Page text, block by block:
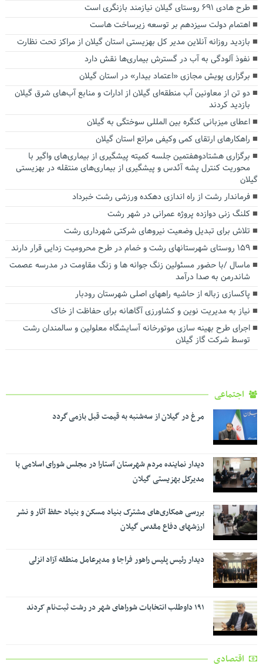
طرح هادی ۶۹۱ روستای گیلان نیازمند بازنگری است
اهتمام دولت سیزدهم بر توسعه زیرساخت هاست
بازدید روزانه آنلاین مدیر کل بهزیستی استان گیلان از مراکز تحت نظارت
نفوذ آلودگی به آب در گسترش بیماری‌ها نقش دارد
برگزاری پویش مجازی «اعتماد بیدار» در استان گیلان
دو تن از معاونین آب منطقه‌ای گیلان از ادارات و منابع آب‌های شرق گیلان
بازدید کردند
اعطای میزبانی کنگره بین المللی سوختگی به گیلان
راهکارهای ارتقای کمی وکیفی مراتع استان گیلان
برگزاری هشتادوهفتمین جلسه کمیته پیشگیری از بیماری‌های واگیر با
محوریت کنترل پشه آئدس و پیشگیری از بیماری‌های منتقله در بهزیستی
گیلان
فرماندار رشت از راه اندازی دهکده ورزشی رشت خبرداد
کلنگ زنی دوازده پروژه عمرانی در شهر رشت
تلاش برای تبدیل وضعیت نیروهای شرکتی شهرداری رشت
۱۵۹ روستای شهرستانهای رشت و خمام در طرح محرومیت زدایی قرار دارند
ماسال /با حضور مسئولین زنگ جوانه ها و زنگ مقاومت در مدرسه عصمت
شاندرمن به صدا درآمد
پاکسازی زباله از حاشیه راههای اصلی شهرستان رودبار
نیاز به مدیریت نوین و کشاورزی آگاهانه برای حفاظت از خاک
اجرای طرح بهینه سازی موتورخانه آسایشگاه معلولین و سالمندان رشت
توسط شرکت گاز گیلان
اجتماعی
مرغ در گیلان از سه‌شنبه به قیمت قبل بازمی گردد
دیدار نماینده مردم شهرستان آستارا در مجلس شورای اسلامی با
مدیرکل بهزیستی گیلان
بررسی همکاری‌های مشترک بنیاد مسکن و بنیاد حفظ آثار و نشر
ارزشهای دفاع مقدس گیلان
دیدار رئیس پلیس راهور فراجا و مدیرعامل منطقه آزاد انزلی
۱۹۱ داوطلب انتخابات شوراهای شهر در رشت ثبت‌نام کردند
اقتصادی